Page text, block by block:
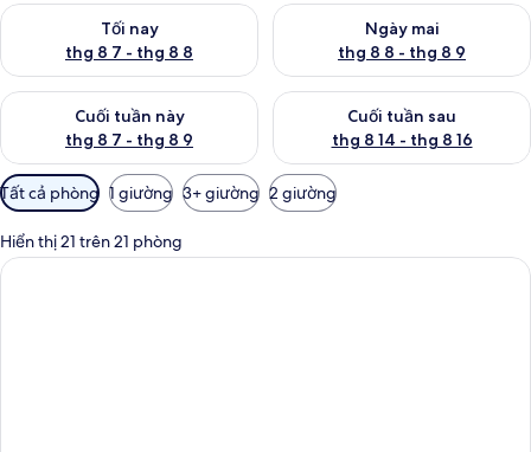
Tối nay
thg 8 7 - thg 8 8
Kiểm tra lượng phòng tối nay từ thg 8 7 - thg 8 8
Ngày mai
thg 8 8 - thg 8 9
Kiểm tra lượng phòng ngày
Cuối tuần này
thg 8 7 - thg 8 9
Kiểm tra lượng phòng cuối tuần này từ thg 8 7 - thg 8 9
Cuối tuần sau
thg 8 14 - thg 8 16
Kiểm tra lượng phòng cuối
Bộ
lọc
có
thể
Tất cả phòng 1 giường 3+ giường 2 giường
Hiển thị 21 trên 21 phòng